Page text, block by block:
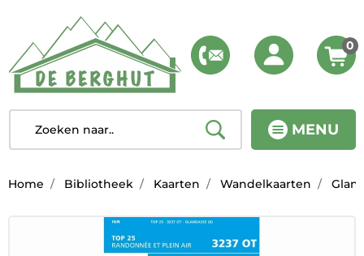
MENU
0
Home Bibliotheek Kaarten Wandelkaarten